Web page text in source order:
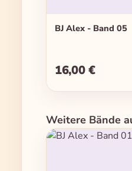
BJ Alex - Band 05
Regulärer Preis:
16,00 €
Produktgalerie
Weitere Bände